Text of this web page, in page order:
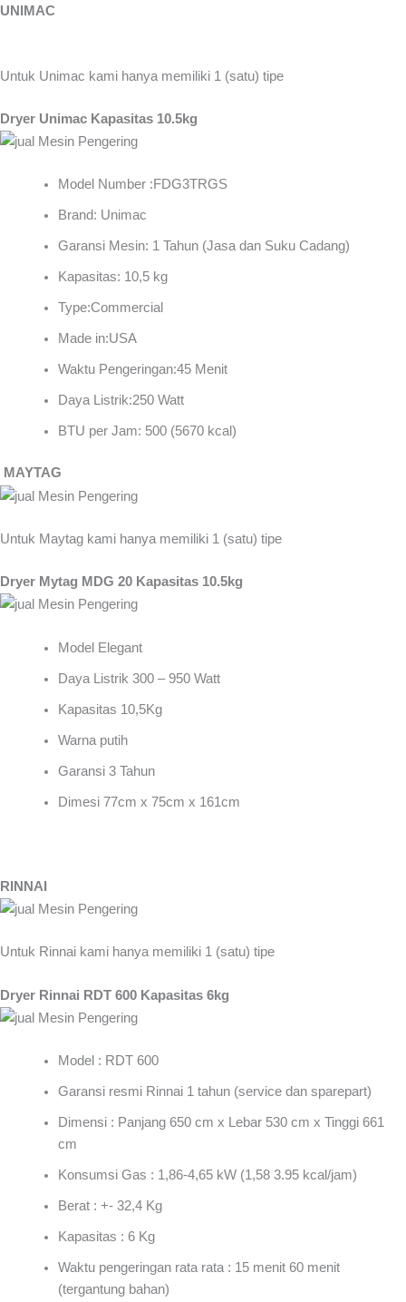
UNIMAC
Untuk Unimac kami hanya memiliki 1 (satu) tipe
Dryer Unimac Kapasitas 10.5kg
Model Number :FDG3TRGS
Brand: Unimac
Garansi Mesin: 1 Tahun (Jasa dan Suku Cadang)
Kapasitas: 10,5 kg
Type:Commercial
Made in:USA
Waktu Pengeringan:45 Menit
Daya Listrik:250 Watt
BTU per Jam: 500 (5670 kcal)
MAYTAG
Untuk Maytag kami hanya memiliki 1 (satu) tipe
Dryer Mytag MDG 20 Kapasitas 10.5kg
Model Elegant
Daya Listrik 300 – 950 Watt
Kapasitas 10,5Kg
Warna putih
Garansi 3 Tahun
Dimesi 77cm x 75cm x 161cm
RINNAI
Untuk Rinnai kami hanya memiliki 1 (satu) tipe
Dryer Rinnai RDT 600 Kapasitas 6kg
Model : RDT 600
Garansi resmi Rinnai 1 tahun (service dan sparepart)
Dimensi : Panjang 650 cm x Lebar 530 cm x Tinggi 661
cm
Konsumsi Gas : 1,86-4,65 kW (1,58 3.95 kcal/jam)
Berat : +- 32,4 Kg
Kapasitas : 6 Kg
Waktu pengeringan rata rata : 15 menit 60 menit
(tergantung bahan)